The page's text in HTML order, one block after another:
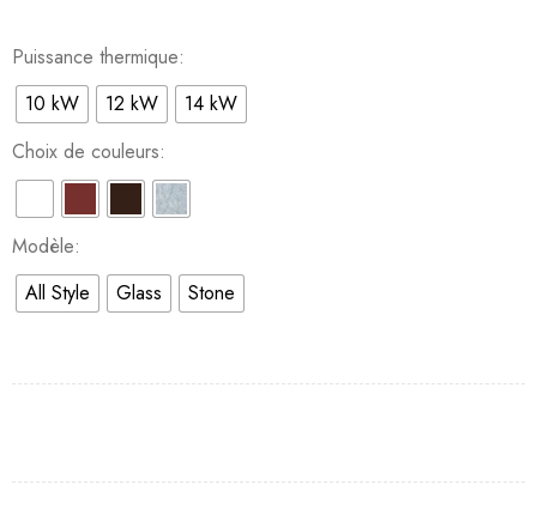
Puissance thermique
10 kW
12 kW
14 kW
Choix de couleurs
Modèle
All Style
Glass Stone